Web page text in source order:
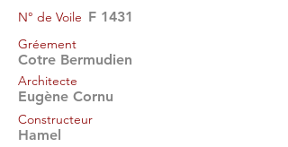
F 1431
N° de Voile
Gréement
Cotre Bermudien
Architecte
Eugène Cornu
Constructeur
Hamel